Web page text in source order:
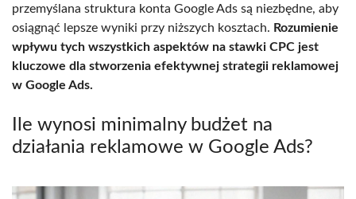
przemyślana struktura konta Google Ads są niezbędne, aby
osiągnąć lepsze wyniki przy niższych kosztach. Rozumienie
wpływu tych wszystkich aspektów na stawki CPC jest
kluczowe dla stworzenia efektywnej strategii reklamowej
w Google Ads.
Ile wynosi minimalny budżet na
działania reklamowe w Google Ads?